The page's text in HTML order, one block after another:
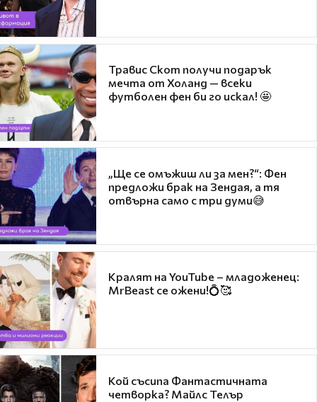
Травис Скот получи подарък
мечта от Холанд — всеки
футболен фен би го искал! 🤩
„Ще се омъжиш ли за мен?“: Фен
предложи брак на Зендая, а тя
отвърна само с три думи😅
Кралят на YouTube – младоженец:
MrBeast се ожени!💍🥰
Кой съсипа Фантастичната
четворка? Майлс Телър